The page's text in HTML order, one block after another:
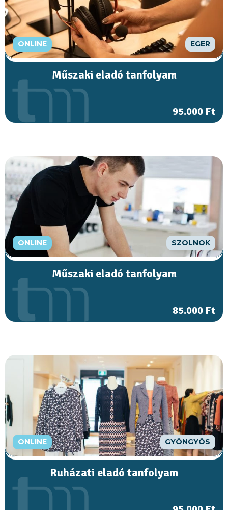
ONLINE EGER
Műszaki eladó tanfolyam
95.000 Ft
ONLINE SZOLNOK
Műszaki eladó tanfolyam
85.000 Ft
ONLINE GYÖNGYÖS
Ruházati eladó tanfolyam